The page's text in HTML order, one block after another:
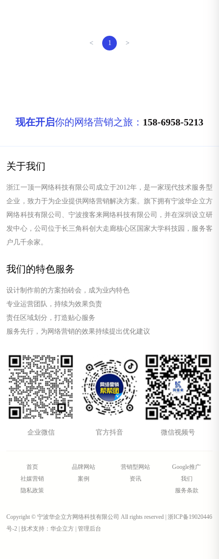
并留住目标用户的眼球，成
< 1 >
现在开启你的网络营销之旅： 158-6958-5213
关于我们
浙江一顶一网络科技有限公司成立于2012年，是一家现代技术服务型
企业，致力于为企业提供网络营销解决方案。旗下拥有宁波华企立方
网络科技有限公司、宁波搜客来网络科技有限公司，并在深圳设立研
发中心，公司位于长三角科创大走廊核心区国家大学科技园，服务客
户几千余家。
我们的特色服务
设计制作前的方案拍砖会，成为业内特色
专业运营团队，持续为效果负责
责任区域划分，打造贴心服务
服务先行，为网络营销的效果持续提出优化建议
企业微信 官方抖音 微信视频号
Copyright © 宁波华企立方网络科技有限公司 All rights reserved |浙ICP备19020446
号-2 |技术支持：华企立方 |管理后台
首页 品牌网站 营销型网站
Google推广
社媒营销
案例 资讯
我们
隐私政策
服务条款